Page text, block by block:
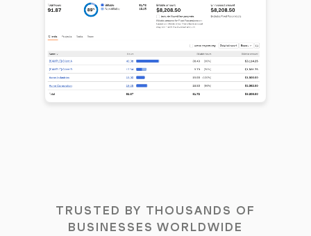
TRUSTED BY THOUSANDS OF
BUSINESSES WORLDWIDE